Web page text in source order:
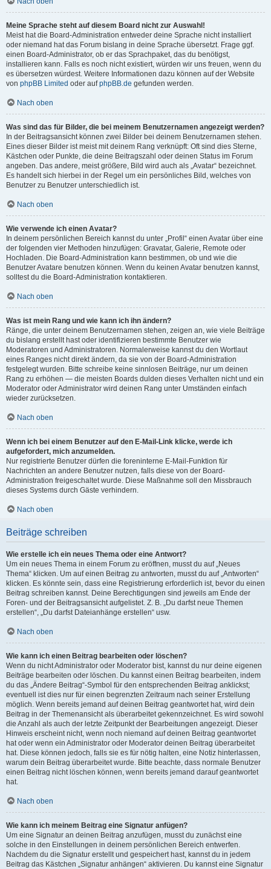
Meine Sprache steht auf diesem Board nicht zur Auswahl!
Meist hat die Board-Administration entweder deine Sprache nicht installiert
oder niemand hat das Forum bislang in deine Sprache übersetzt. Frage ggf.
einen Board-Administrator, ob er das Sprachpaket, das du benötigst,
installieren kann. Falls es noch nicht existiert, würden wir uns freuen, wenn du
es übersetzen würdest. Weitere Informationen dazu können auf der Website
von phpBB Limited oder aufphpBB.de gefunden werden.
Nach oben
Was sind das für Bilder, die bei meinem Benutzernamen angezeigt werden?
In der Beitragsansicht können zwei Bilder bei deinem Benutzernamen stehen.
Eines dieser Bilder ist meist mit deinem Rang verknüpft: Oft sind dies Sterne,
Kästchen oder Punkte, die deine Beitragszahl oder deinen Status im Forum
angeben. Das andere, meist größere, Bild wird auch als „Avatar“ bezeichnet.
Es handelt sich hierbei in der Regel um ein persönliches Bild, welches von
Benutzer zu Benutzer unterschiedlich ist.
Nach oben
Wie verwende ich einen Avatar?
In deinem persönlichen Bereich kannst du unter „Profil“ einen Avatar über eine
der folgenden vier Methoden hinzufügen: Gravatar, Galerie, Remote oder
Hochladen. Die Board-Administration kann bestimmen, ob und wie die
Benutzer Avatare benutzen können. Wenn du keinen Avatar benutzen kannst,
solltest du die Board-Administration kontaktieren.
Nach oben
Was ist mein Rang und wie kann ich ihn ändern?
Ränge, die unter deinem Benutzernamen stehen, zeigen an, wie viele Beiträge
du bislang erstellt hast oder identifizieren bestimmte Benutzer wie
Moderatoren und Administratoren. Normalerweise kannst du den Wortlaut
eines Ranges nicht direkt ändern, da sie von der Board-Administration
festgelegt wurden. Bitte schreibe keine sinnlosen Beiträge, nur um deinen
Rang zu erhöhen — die meisten Boards dulden dieses Verhalten nicht und ein
Moderator oder Administrator wird deinen Rang unter Umständen einfach
wieder zurücksetzen.
Nach oben
Wenn ich bei einem Benutzer auf den E-Mail-Link klicke, werde ich
aufgefordert, mich anzumelden.
Nur registrierte Benutzer dürfen die foreninterne E-Mail-Funktion für
Nachrichten an andere Benutzer nutzen, falls diese von der Board-
Administration freigeschaltet wurde. Diese Maßnahme soll den Missbrauch
dieses Systems durch Gäste verhindern.
Nach oben
Beiträge schreiben
Wie erstelle ich ein neues Thema oder eine Antwort?
Um ein neues Thema in einem Forum zu eröffnen, musst du auf „Neues
Thema“ klicken. Um auf einen Beitrag zu antworten, musst du auf „Antworten“
klicken. Es könnte sein, dass eine Registrierung erforderlich ist, bevor du einen
Beitrag schreiben kannst. Deine Berechtigungen sind jeweils am Ende der
Foren- und der Beitragsansicht aufgelistet. Z. B. „Du darfst neue Themen
erstellen“, „Du darfst Dateianhänge erstellen“ usw.
Nach oben
Wie kann ich einen Beitrag bearbeiten oder löschen?
Wenn du nicht Administrator oder Moderator bist, kannst du nur deine eigenen
Beiträge bearbeiten oder löschen. Du kannst einen Beitrag bearbeiten, indem
du das „Ändere Beitrag“-Symbol für den entsprechenden Beitrag anklickst;
eventuell ist dies nur für einen begrenzten Zeitraum nach seiner Erstellung
möglich. Wenn bereits jemand auf deinen Beitrag geantwortet hat, wird dein
Beitrag in der Themenansicht als überarbeitet gekennzeichnet. Es wird sowohl
die Anzahl als auch der letzte Zeitpunkt der Bearbeitungen angezeigt. Dieser
Hinweis erscheint nicht, wenn noch niemand auf deinen Beitrag geantwortet
hat oder wenn ein Administrator oder Moderator deinen Beitrag überarbeitet
hat. Diese können jedoch, falls sie es für nötig halten, eine Notiz hinterlassen,
warum dein Beitrag überarbeitet wurde. Bitte beachte, dass normale Benutzer
einen Beitrag nicht löschen können, wenn bereits jemand darauf geantwortet
hat.
Nach oben
Wie kann ich meinem Beitrag eine Signatur anfügen?
Um eine Signatur an deinen Beitrag anzufügen, musst du zunächst eine
solche in den Einstellungen in deinem persönlichen Bereich entwerfen.
Nachdem du die Signatur erstellt und gespeichert hast, kannst du in jedem
Beitrag das Kästchen „Signatur anhängen“ aktivieren. Du kannst eine Signatur